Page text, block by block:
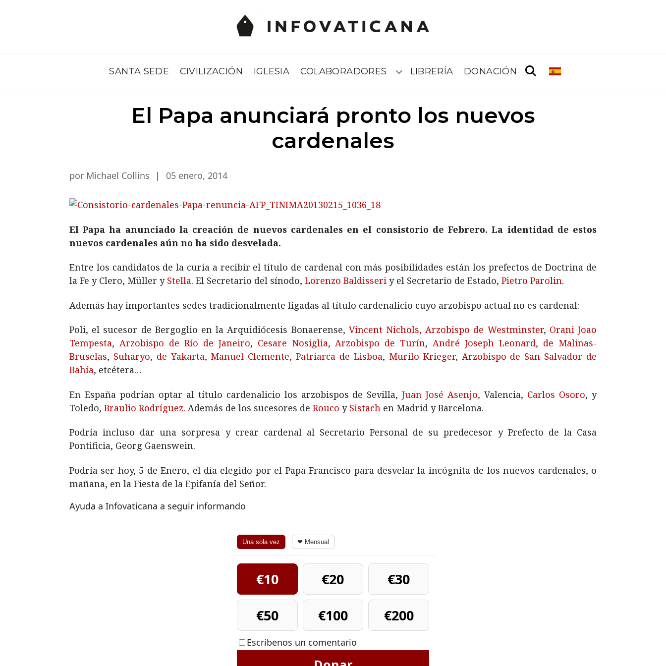
SANTA SEDE CIVILIZACIÓN IGLESIA COLABORADORES Submenú
LIBRERÍA DONACIÓN
El Papa anunciará pronto los nuevos
cardenales
por Michael Collins | 05 enero, 2014
El Papa ha anunciado la creación de nuevos cardenales en el consistorio de Febrero. La identidad de estos
nuevos cardenales aún no ha sido desvelada.
Entre los candidatos de la curia a recibir el título de cardenal con más posibilidades están los prefectos de Doctrina de
la Fe y Clero, Müller y Stella. El Secretario del sínodo, Lorenzo Baldisseri y el Secretario de Estado, Pietro Parolin.
Además hay importantes sedes tradicionalmente ligadas al título cardenalicio cuyo arzobispo actual no es cardenal:
Poli, el sucesor de Bergoglio en la Arquidiócesis Bonaerense, Vincent Nichols, Arzobispo de Westminster, Orani Joao
Tempesta, Arzobispo de Río de Janeiro, Cesare Nosiglia, Arzobispo de Turín,André Joseph Leonard, de Malinas-
Bruselas, Suharyo, de Yakarta, Manuel Clemente, Patriarca de Lisboa, Murilo Krieger, Arzobispo de San Salvador de
Bahía, etcétera…
En España podrían optar al título cardenalicio los arzobispos de Sevilla, Juan José Asenjo, Valencia, Carlos Osoro, y
Toledo, Braulio Rodríguez. Además de los sucesores de Rouco y Sistach en Madrid y Barcelona.
Podría incluso dar una sorpresa y crear cardenal al Secretario Personal de su predecesor y Prefecto de la Casa
Pontificia, Georg Gaenswein.
Podría ser hoy, 5 de Enero, el día elegido por el Papa Francisco para desvelar la incógnita de los nuevos cardenales, o
mañana, en la Fiesta de la Epifanía del Señor.
Ayuda a Infovaticana a seguir informando
Una sola vez ❤ Mensual
€10 €20
€30
€50
€100 €200
Escríbenos un comentario